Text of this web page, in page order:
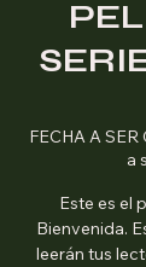
FECHA A
a
Este es el
Bienvenida.
leerán tus